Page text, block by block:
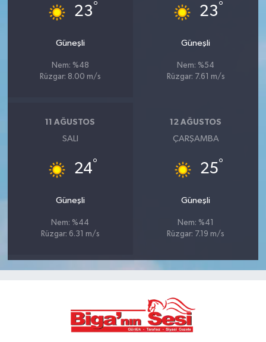
23°
Güneşli
Nem: %48
Rüzgar: 8.00 m/s
23°
Güneşli
Nem: %54
Rüzgar: 7.61 m/s
11 AĞUSTOS
SALI
24°
Güneşli
Nem: %44
Rüzgar: 6.31 m/s
12 AĞUSTOS
ÇARŞAMBA
25°
Güneşli
Nem: %41
Rüzgar: 7.19 m/s